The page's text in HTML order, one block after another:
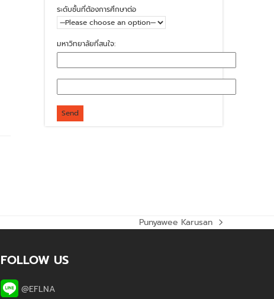
ระดับชั้นที่ต้องการศึกษาต่อ
มหาวิทยาลัยที่สนใจ:
next
Punyawee Karusan
FOLLOW US
@EFLNA